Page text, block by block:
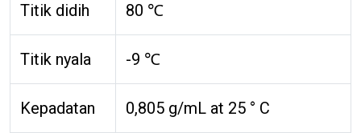
Titik didih 80 ℃
Titik nyala -9 ℃
Kepadatan 0,805 g/mL at 25 ° C